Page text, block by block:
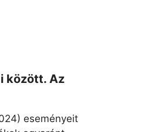
között. Az
eseményeit